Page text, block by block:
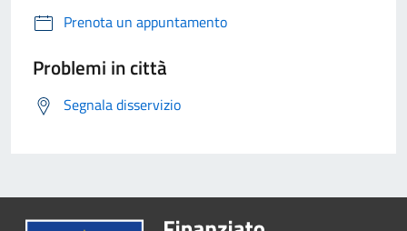
Prenota un appuntamento
Problemi in città
Segnala disservizio